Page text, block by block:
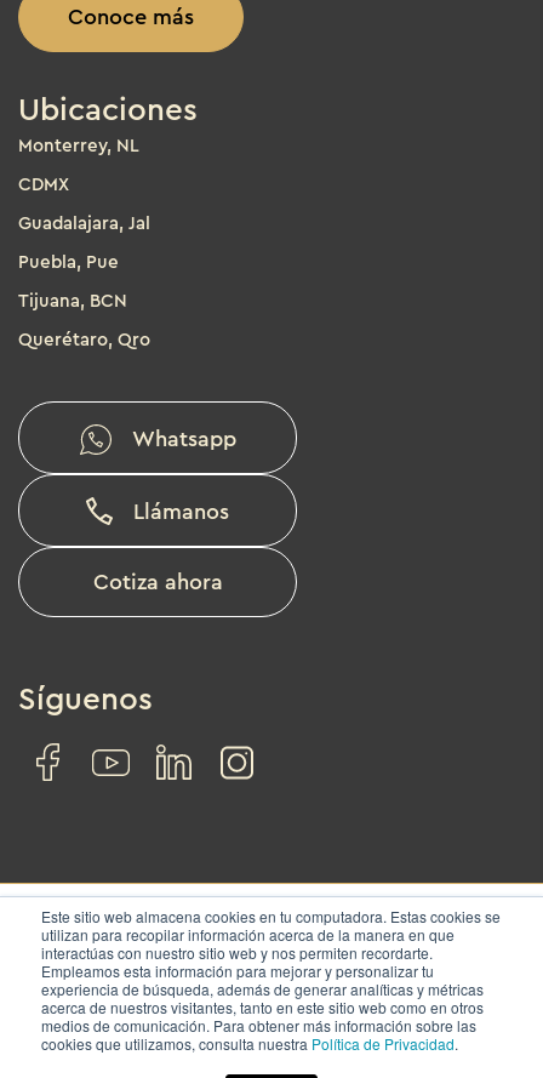
Este sitio web almacena cookies en tu computadora. Estas cookies se
utilizan para recopilar información acerca de la manera en que
interactúas con nuestro sitio web y nos permiten recordarte.
Empleamos esta información para mejorar y personalizar tu
experiencia de búsqueda, además de generar analíticas y métricas
acerca de nuestros visitantes, tanto en este sitio web como en otros
medios de comunicación. Para obtener más información sobre las
cookies que utilizamos, consulta nuestra Política de Privacidad.
Conoce más
Ubicaciones
Monterrey, NL
CDMX
Guadalajara, Jal
Puebla, Pue
Tijuana, BCN
Querétaro, Qro
Whatsapp
Llámanos
Cotiza ahora
Síguenos
© IZA. All rights reserved.
NosotrosSolucionesUbicacionesContacto
Términos y condiciones| Aviso de privacidad